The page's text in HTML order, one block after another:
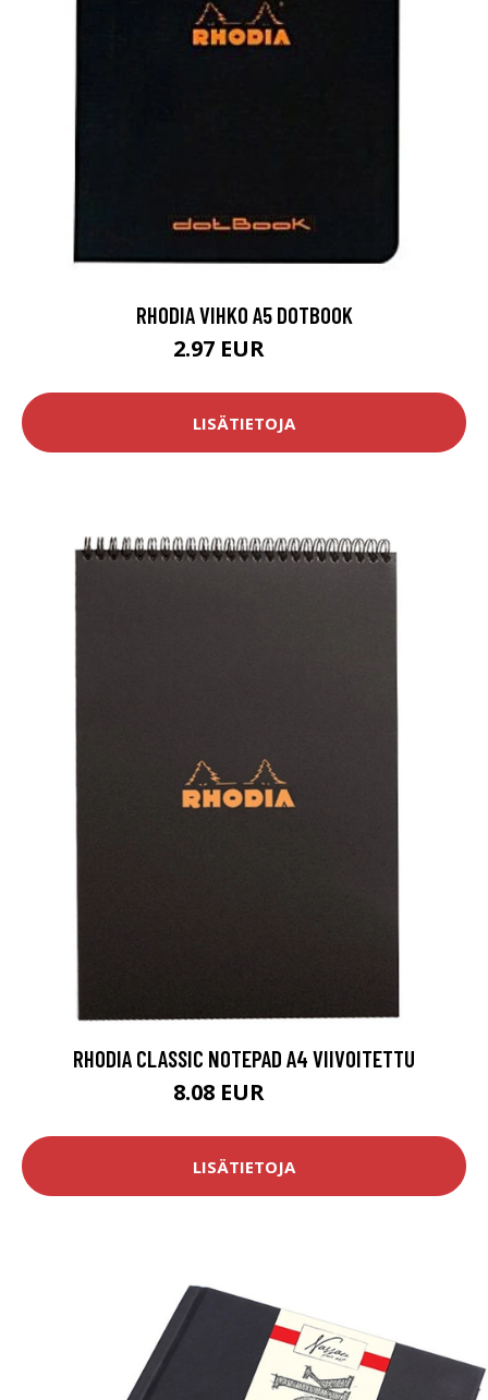
RHODIA VIHKO A5 DOTBOOK
2.97 EUR
LISÄTIETOJA
RHODIA CLASSIC NOTEPAD A4 VIIVOITETTU
8.08 EUR
LISÄTIETOJA